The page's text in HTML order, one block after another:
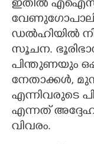
ഇതില്‍
ഡല്‍ഹിയില്‍
സൂചന.
പിന്തുണയും
നേതാക്കള്‍,
എന്നിവരുടെ
എന്നത്
വിവരം.